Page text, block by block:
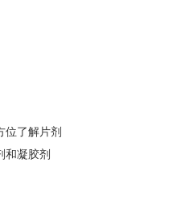
联想；
有新发现和新关系的边缘，鼓励思
思维导图操作技巧，可点
。
位了解片剂
和凝胶剂